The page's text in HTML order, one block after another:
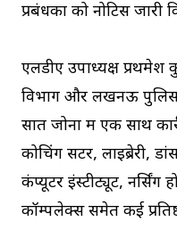
प्रबंधकों को नोटिस जारी
एलडीए उपाध्यक्ष प्रथमेश
विभाग और लखनऊ
सात जोनों में एक साथ
कोचिंग सेंटर, लाइब्रेरी,
कंप्यूटर इंस्टीट्यूट, नर्सिंग
कॉम्पलेक्स समेत कई